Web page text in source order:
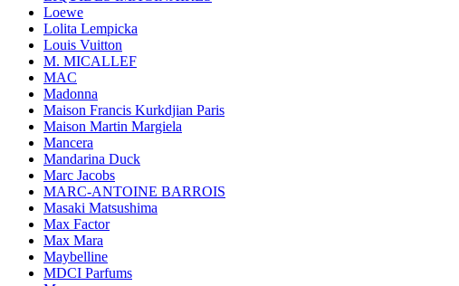
Loewe
Lolita Lempicka
Louis Vuitton
M. MICALLEF
MAC
Madonna
Maison Francis Kurkdjian Paris
Maison Martin Margiela
Mancera
Mandarina Duck
Marc Jacobs
MARC-ANTOINE BARROIS
Masaki Matsushima
Max Factor
Max Mara
Maybelline
MDCI Parfums